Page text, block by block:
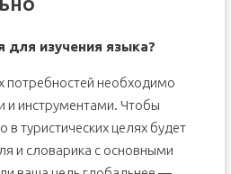
для изучения языка?
потребностей необходимо
и инструментами. Чтобы
в туристических целях будет
и словарика с основными